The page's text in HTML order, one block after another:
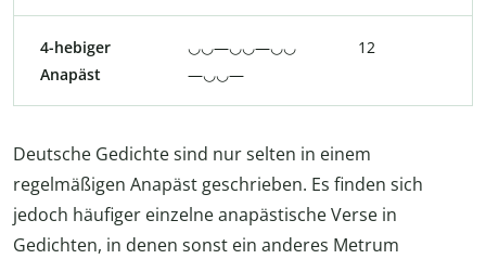
4-hebiger
Anapäst
◡◡—◡◡—◡◡
—◡◡—
12
Deutsche Gedichte sind nur selten in einem
regelmäßigen Anapäst geschrieben. Es finden sich
jedoch häufiger einzelne anapästische Verse in
Gedichten, in denen sonst ein anderes Metrum